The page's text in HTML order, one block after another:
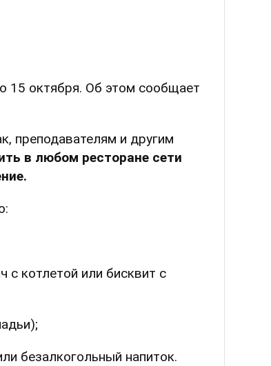
15 октября. Об этом сообщает
преподавателям и другим
в любом ресторане сети
с котлетой или бисквит с
безалкогольный напиток.